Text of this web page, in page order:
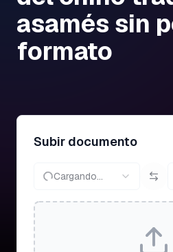
asamés sin
formato
Subir documento
Cargando...